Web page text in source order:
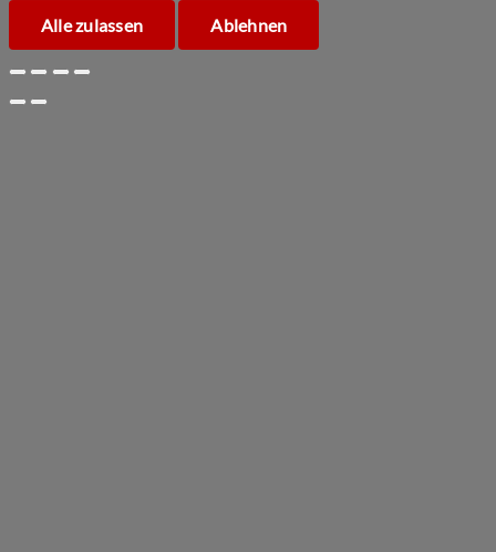
Alle zulassen
Ablehnen